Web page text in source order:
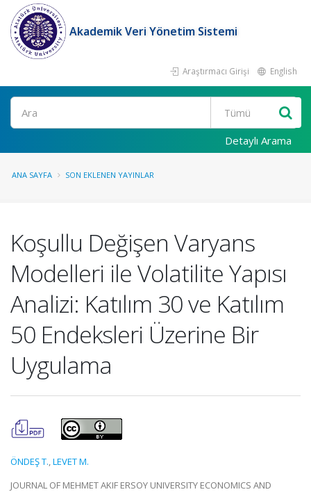
Akademik Veri Yönetim Sistemi
Araştırmacı Girişi English
Ara
Detaylı Arama
ANA SAYFA SON EKLENEN YAYINLAR
Koşullu Değişen Varyans
Modelleri ile Volatilite Yapısı
Analizi: Katılım 30 ve Katılım
50 Endeksleri Üzerine Bir
Uygulama
ÖNDEŞ T.,LEVET M.
JOURNAL OF MEHMET AKIF ERSOY UNIVERSITY ECONOMICS AND